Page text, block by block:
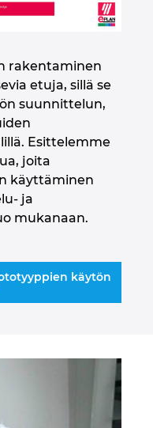
rakentaminen
etuja, sillä se
suunnittelun,
Esittelemme
joita
käyttäminen
ja
mukanaan.
käytön